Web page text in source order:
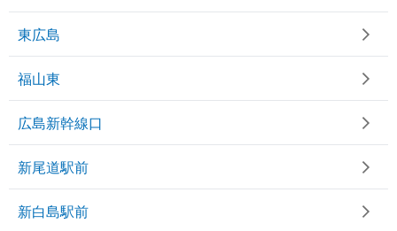
東広島
福山東
広島新幹線口
新尾道駅前
新白島駅前